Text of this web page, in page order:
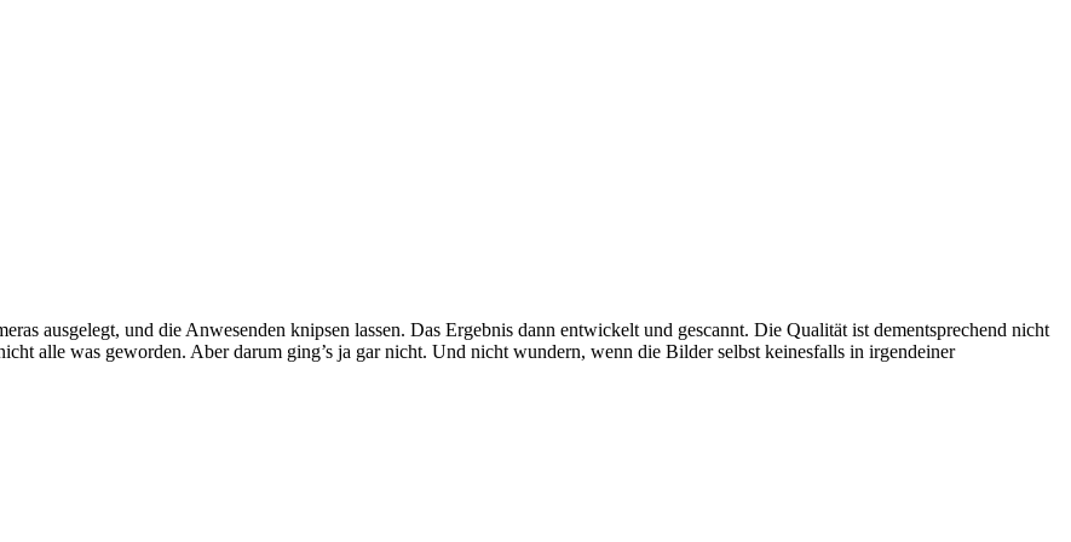
ausgelegt, und die Anwesenden knipsen lassen. Das Ergebnis dann entwickelt und gescannt. Die Qualität ist dementsprechend nicht
alle was geworden. Aber darum ging’s ja gar nicht. Und nicht wundern, wenn die Bilder selbst keinesfalls in irgendeiner